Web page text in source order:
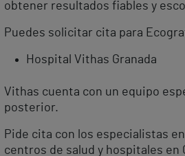
obtener resultados fiables y
Puedes solicitar cita para
Hospital Vithas Granada
Vithas cuenta con un equipo
posterior.
Pide cita con los especialistas
centros de salud y hospitales en